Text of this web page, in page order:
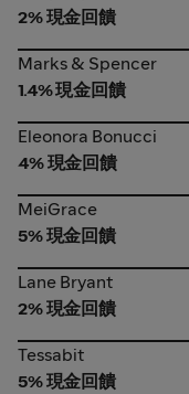
2% 現金回饋
Marks & Spencer
Marks & Spencer
1.4% 現金回饋
Eleonora Bonucci
Eleonora Bonucci
4% 現金回饋
MeiGrace
MeiGrace
5% 現金回饋
Lane Bryant
Lane Bryant
2% 現金回饋
Tessabit
Tessabit
5% 現金回饋